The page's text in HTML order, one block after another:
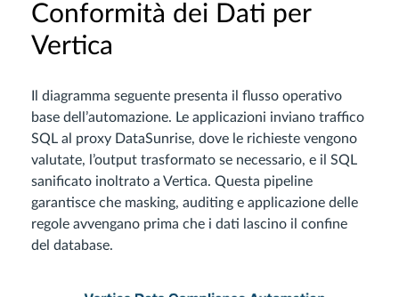
Conformità dei Dati per
Vertica
Il diagramma seguente presenta il flusso operativo
base dell’automazione. Le applicazioni inviano traffico
SQL al proxy DataSunrise, dove le richieste vengono
valutate, l’output trasformato se necessario, e il SQL
sanificato inoltrato a Vertica. Questa pipeline
garantisce che masking, auditing e applicazione delle
regole avvengano prima che i dati lascino il confine
del database.